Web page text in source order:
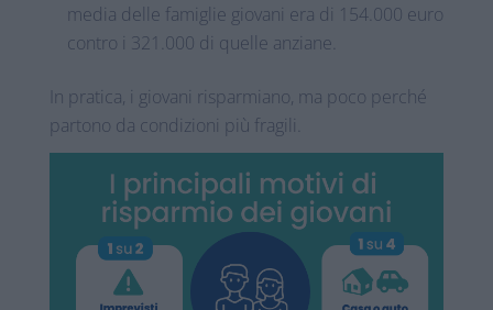
media delle famiglie giovani era di 154.000 euro
contro i 321.000 di quelle anziane.
In pratica, i giovani risparmiano, ma poco perché
partono da condizioni più fragili.